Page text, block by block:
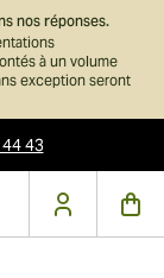
nos réponses.
à un volume
exception seront
43